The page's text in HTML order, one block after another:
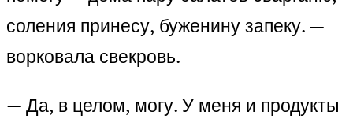
соления принесу, буженину запеку. —
ворковала свекровь.
— Да, в целом, могу. У меня и продукты